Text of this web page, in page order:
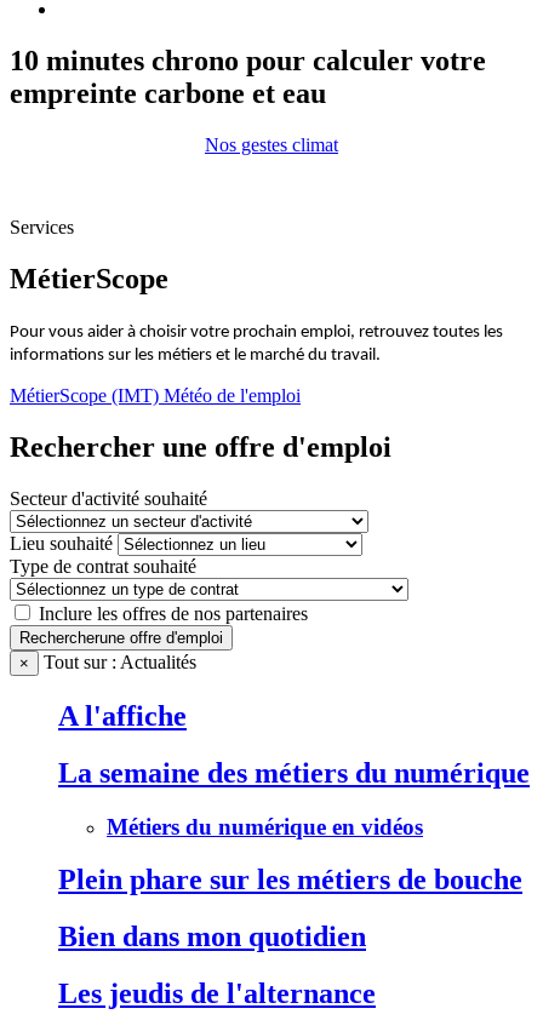
10 minutes chrono pour calculer votre
empreinte carbone et eau
Nos gestes climat
Services
MétierScope
Pour vous aider à choisir votre prochain emploi, retrouvez toutes les
informations sur les métiers et le marché du travail.
MétierScope (IMT) Météo de l'emploi
Rechercher une offre d'emploi
Secteur d'activité souhaité
Lieu souhaité
Type de contrat souhaité
Inclure les offres de nos partenaires
Rechercherune offre d'emploi
×
Tout sur : Actualités
A l'affiche
La semaine des métiers du numérique
Métiers du numérique en vidéos
Plein phare sur les métiers de bouche
Bien dans mon quotidien
Les jeudis de l'alternance